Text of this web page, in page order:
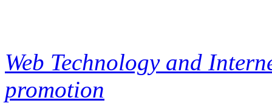
Web Technology and
promotion